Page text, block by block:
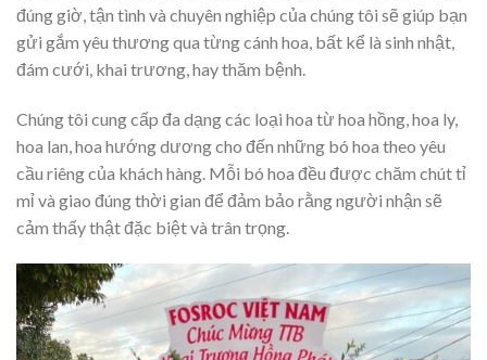
đúng giờ, tận tình và chuyên nghiệp của chúng tôi sẽ giúp bạn
gửi gắm yêu thương qua từng cánh hoa, bất kể là sinh nhật,
đám cưới, khai trương, hay thăm bệnh.
Chúng tôi cung cấp đa dạng các loại hoa từ hoa hồng, hoa ly,
hoa lan, hoa hướng dương cho đến những bó hoa theo yêu
cầu riêng của khách hàng. Mỗi bó hoa đều được chăm chút tỉ
mỉ và giao đúng thời gian để đảm bảo rằng người nhận sẽ
cảm thấy thật đặc biệt và trân trọng.